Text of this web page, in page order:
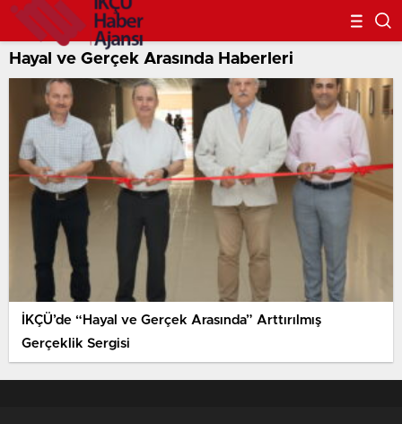
Hayal ve Gerçek Arasında Haberleri
İKÇÜ’de “Hayal ve Gerçek Arasında” Arttırılmış
Gerçeklik Sergisi